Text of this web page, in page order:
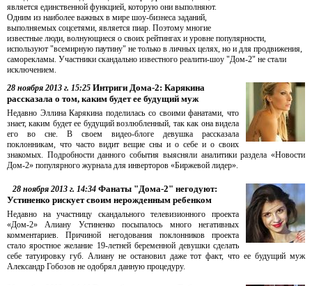
является единственной функцией, которую они выполняют.
Одним из наиболее важных в мире шоу-бизнеса заданий,
выполняемых соцсетями, является пиар. Поэтому многие
известные люди, волнующиеся о своих рейтингах и уровне популярности,
используют "всемирную паутину" не только в личных целях, но и для продвижения,
саморекламы. Участники скандально известного реалити-шоу "Дом-2" не стали
исключением.
28 ноября 2013 г. 15:25 Интриги Дома-2: Карякина
рассказала о том, каким будет ее будущий муж
Недавно Эллина Карякина поделилась со своими фанатами, что
знает, каким будет ее будущий возлюбленный, так как она видела
его во сне. В своем видео-блоге девушка рассказала
поклонникам, что часто видит вещие сны и о себе и о своих
знакомых. Подробности данного события выясняли аналитики раздела «Новости
Дом-2» популярного журнала для инверторов «Биржевой лидер».
28 ноября 2013 г. 14:34 Фанаты "Дома-2" негодуют:
Устиненко рискует своим нерожденным ребенком
Недавно на участницу скандального телевизионного проекта
«Дом-2» Алиану Устиненко посыпалось много негативных
комментариев. Причиной негодования поклонников проекта
стало яростное желание 19-летней беременной девушки сделать
себе татуировку губ. Алиану не остановил даже тот факт, что ее будущий муж
Александр Гобозов не одобрял данную процедуру.